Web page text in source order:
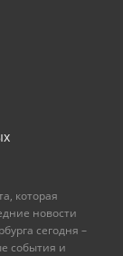
которая
новости
сегодня –
события и